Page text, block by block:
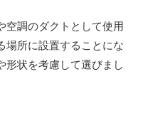
空調のダクトとして使用
場所に設置することにな
形状を考慮して選びまし